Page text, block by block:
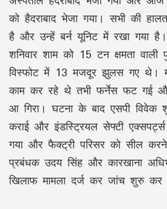
को हैदराबाद भेजा गया। सभी की
है और उन्हें बर्न यूनिट में रखा गया
शनिवार शाम को 15 टन क्षमता वाली
विस्फोट में 13 मजदूर झुलस गए थे।
काम कर रहे थे तभी फर्नेस फट गई
आ गिरा। घटना के बाद एसपी
कराई और इंडस्ट्रियल सेफ्टी
गया और फैक्ट्री परिसर को सील
प्रबंधक उदय सिंह और कारखाना
खिलाफ मामला दर्ज कर जांच शुरु कर